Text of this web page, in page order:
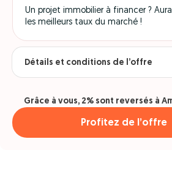
Un projet immobilier à financer ?
les meilleurs taux du marché !
Détails et conditions de l’offre
Profitez de l’offre
Grâce à vous, 2% sont reversés à